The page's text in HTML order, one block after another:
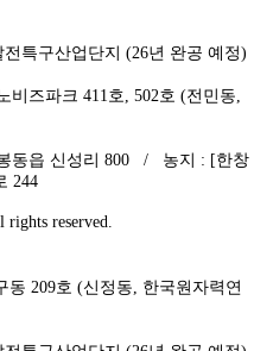
특구산업단지 (26년 완공 예정)
비즈파크 411호, 502호 (전민동,
동읍 신성리 800 / 농지 : [한창
244
reserved.
동 209호 (신정동, 한국원자력연